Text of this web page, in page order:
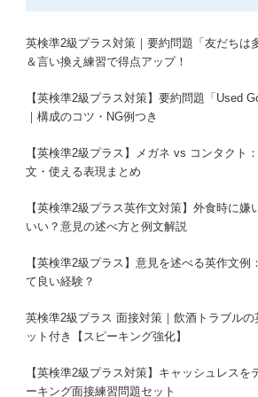
英検準2級プラス対策｜要約問題「友だちは
＆言い換え練習で得点アップ！
【英検準2級プラス対策】要約問題「Used
｜構成のコツ・NG例つき
【英検準2級プラス】メガネ vs コンタクト
文・使える表現まとめ
【英検準2級プラス英作文対策】外食時に嫌
いい？意見の述べ方と例文解説
【英検準2級プラス】意見を述べる英作文例
て良い経験？
英検準2級プラス 面接対策｜飲酒トラブル
ット付き【スピーキング強化】
【英検準2級プラス対策】キャッシュレスを
ーキング面接練習問題セット